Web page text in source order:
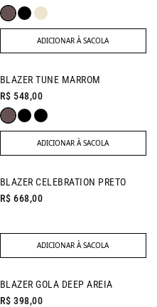
ADICIONAR À SACOLA
NEW IN
BLAZER TUNE MARROM
R$ 548,00
ADICIONAR À SACOLA
NEW IN
BLAZER CELEBRATION PRETO
R$ 668,00
ADICIONAR À SACOLA
NEW IN
BLAZER GOLA DEEP AREIA
R$ 398,00